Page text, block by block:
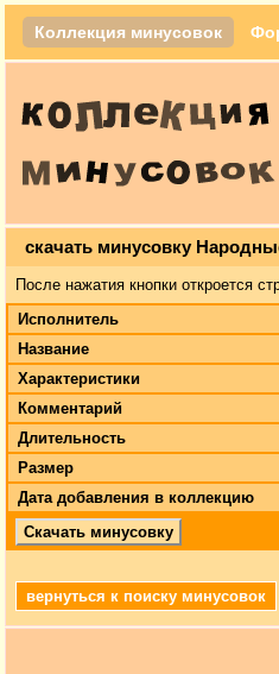
Коллекция минусовок
скачать минусовку
После нажатия кнопки откроется
Исполнитель
Название
Характеристики
Комментарий
Длительность
Размер
Дата добавления в коллекцию
Скачать минусовку
вернуться к поиску минусовок